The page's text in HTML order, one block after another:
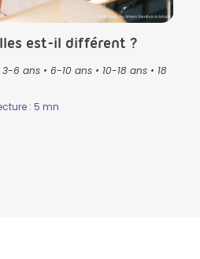
Crédit photo by Artem Varnitsin in Istock
est-il différent ?
3-6 ans• 6-10 ans• 10-18 ans• 18
: 5 mn